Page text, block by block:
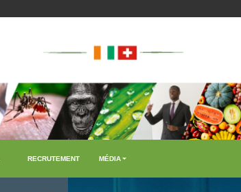
RECRUTEMENT MÉDIA